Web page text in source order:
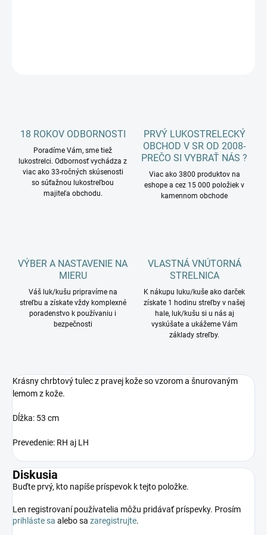
18 ROKOV ODBORNOSTI
Poradíme Vám, sme tiež
lukostrelci. Odbornosť vychádza z
viac ako 33-ročných skúsenosti
so súťažnou lukostreľbou
majiteľa obchodu.
PRVÝ LUKOSTRELECKÝ
OBCHOD V SR OD 2008-
PREČO SI VYBRAŤ NÁS ?
Viac ako 3800 produktov na
eshope a cez 15 000 položiek v
kamennom obchode
VÝBER A NASTAVENIE NA
MIERU
Váš luk/kušu pripravíme na
streľbu a získate vždy komplexné
poradenstvo k používaniu i
bezpečnosti
VLASTNÁ VNÚTORNÁ
STRELNICA
K nákupu luku/kuše ako darček
získate 1 hodinu streľby v našej
hale, luk/kušu si u nás aj
vyskúšate a ukážeme Vám
základy streľby.
Krásny chrbtový tulec z pravej kože so vzorom a šnurovaným
lemom z kože.
Dĺžka: 53 cm
Prevedenie: RH aj LH
Diskusia
Buďte prvý, kto napíše príspevok k tejto položke.
Len registrovaní používatelia môžu pridávať príspevky. Prosím
prihláste sa alebo sa zaregistrujte.